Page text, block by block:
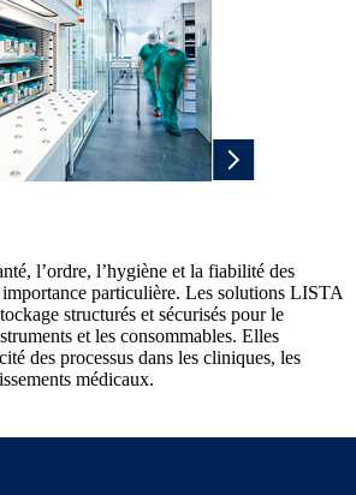
l’ordre, l’hygiène et la fiabilité des
importance particulière. Les solutions LISTA
structurés et sécurisés pour le
et les consommables. Elles
des processus dans les cliniques, les
médicaux.